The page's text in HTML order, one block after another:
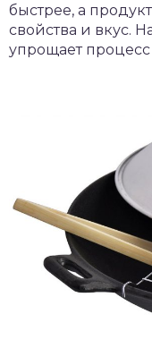
быстрее, а
свойства и вкус.
упрощает